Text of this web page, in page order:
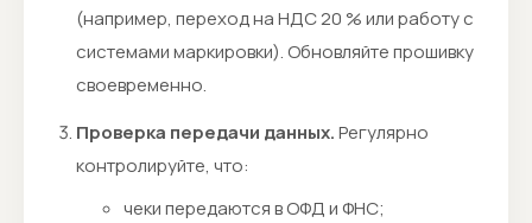
(например, переход на НДС 20 % или работу с
системами маркировки). Обновляйте прошивку
своевременно.
Проверка передачи данных.Регулярно
контролируйте, что:
чеки передаются в ОФД и ФНС;